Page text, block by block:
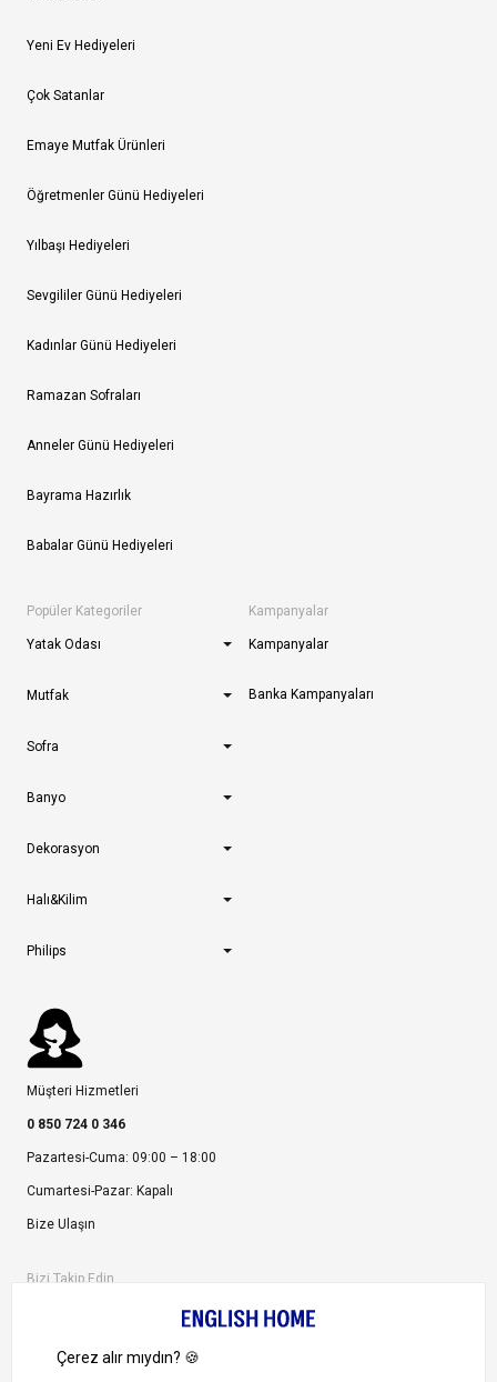
Yeni Ev Hediyeleri
Çok Satanlar
Emaye Mutfak Ürünleri
Öğretmenler Günü Hediyeleri
Yılbaşı Hediyeleri
Sevgililer Günü Hediyeleri
Kadınlar Günü Hediyeleri
Ramazan Sofraları
Anneler Günü Hediyeleri
Bayrama Hazırlık
Babalar Günü Hediyeleri
Popüler Kategoriler
Yatak Odası
Mutfak
Sofra
Banyo
Dekorasyon
Halı&Kilim
Philips
Kampanyalar
Kampanyalar
Banka Kampanyaları
Müşteri Hizmetleri
0 850 724 0 346
Pazartesi-Cuma: 09:00 – 18:00
Cumartesi-Pazar: Kapalı
Bize Ulaşın
Bizi Takip Edin